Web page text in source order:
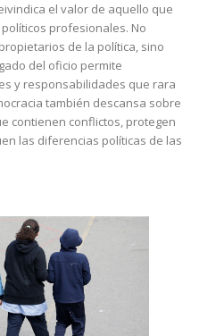
el valor de aquello que
profesionales. No
de la política, sino
del oficio permite
y responsabilidades que rara
también descansa sobre
contienen conflictos, protegen
las diferencias políticas de las